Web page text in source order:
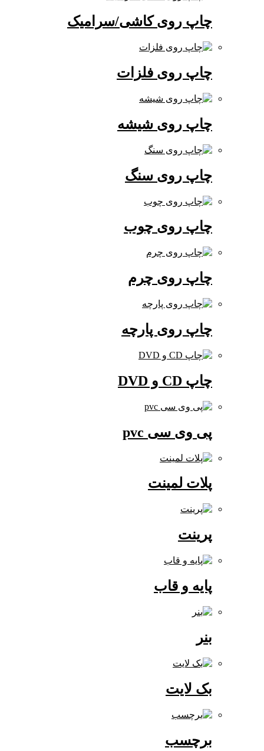
چاپ روی کاشی/سرامیک
چاپ روی فلزات
چاپ روی شیشه
چاپ روی سنگ
چاپ روی چوب
چاپ روی چرم
چاپ روی پارچه
پی وی سی pvc
پلات لمینت
پایه و قاب